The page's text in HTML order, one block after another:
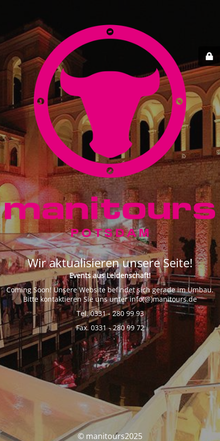
Wir aktualisieren unsere Seite!
Events aus Leidenschaft!
Coming Soon! Unsere Website befindet sich gerade im Umbau.
Bitte kontaktieren Sie uns unter info(@)manitours.de
Tel. 0331 - 280 99 93
Fax. 0331 - 280 99 72
© manitours2025